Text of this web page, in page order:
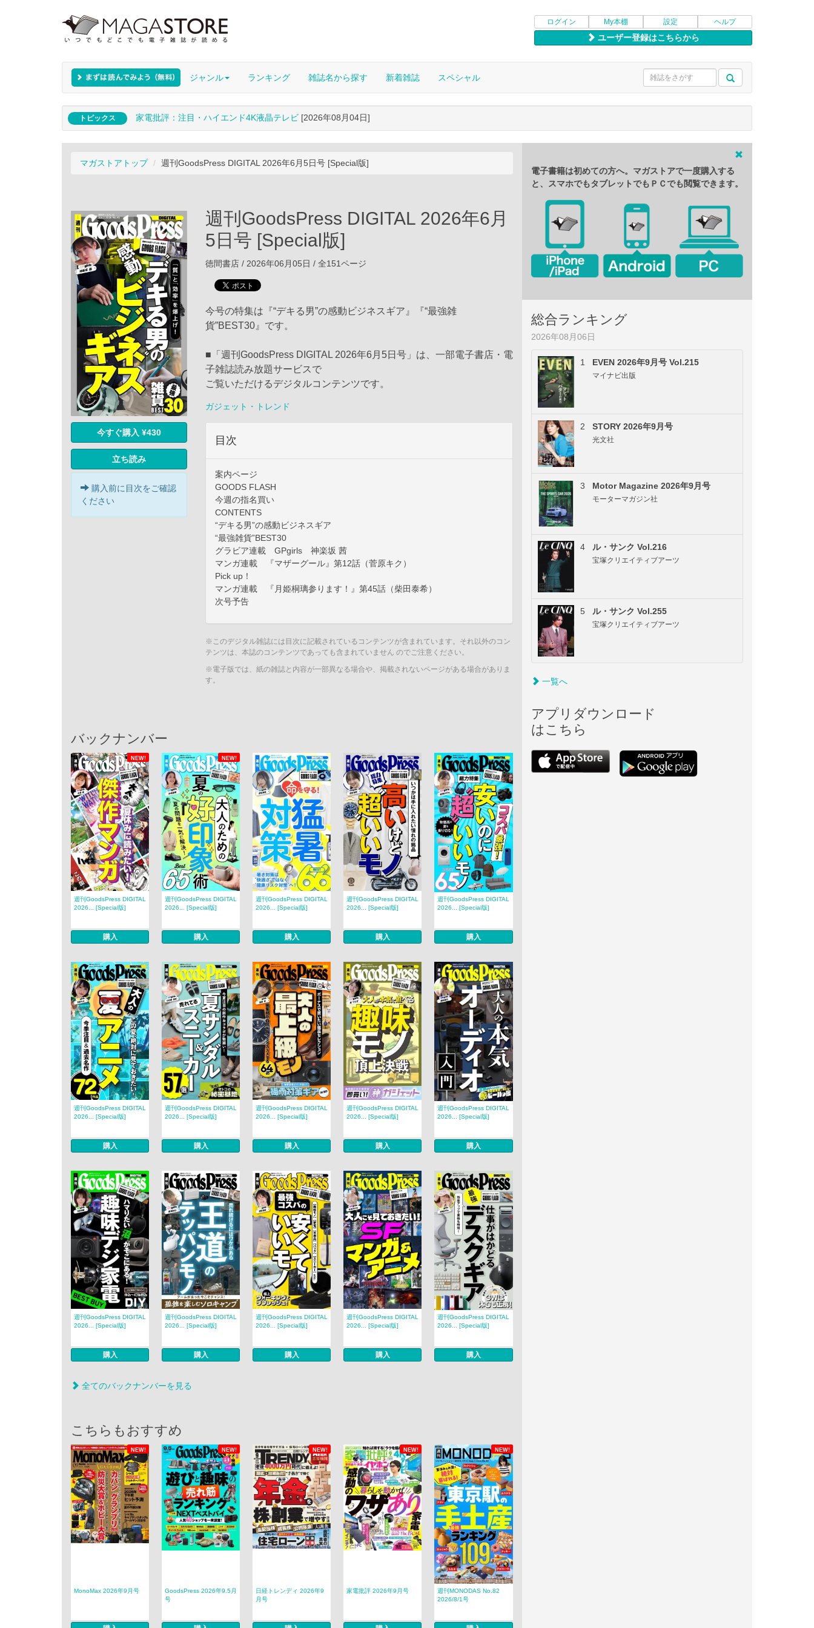
ログイン My本棚 設定 ヘルプ
ユーザー登録はこちらから
ジャンル ランキング 雑誌名から探す 新着雑誌 スペシャル
トピックス 家電批評：注目・ハイエンド4K液晶テレビ [2026年08月04日]
マガストアトップ 週刊GoodsPress DIGITAL 2026年6月5日号 [Special版]
今すぐ購入 ¥430
立ち読み
購入前に目次をご確認
ください
週刊GoodsPress DIGITAL 2026年6月
5日号 [Special版]
徳間書店 / 2026年06月05日 / 全151ページ
今号の特集は『“デキる男”の感動ビジネスギア』『“最強雑
貨”BEST30』です。
■「週刊GoodsPress DIGITAL 2026年6月5日号」は、一部電子書店・電
子雑誌読み放題サービスで
ご覧いただけるデジタルコンテンツです。
ガジェット・トレンド
目次
案内ページ
GOODS FLASH
今週の指名買い
CONTENTS
“デキる男”の感動ビジネスギア
“最強雑貨”BEST30
グラビア連載 GPgirls 神楽坂 茜
マンガ連載 『マザーグール』第12話（菅原キク）
Pick up！
マンガ連載 『月姫桐璃参ります！』第45話（柴田泰希）
次号予告
※このデジタル雑誌には目次に記載されているコンテンツが含まれています。それ以外のコン
テンツは、本誌のコンテンツであっても含まれていません のでご注意ください。
※電子版では、紙の雑誌と内容が一部異なる場合や、掲載されないページがある場合がありま
す。
バックナンバー
NEW! NEW!
週刊GoodsPress DIGITAL
2026... [Special版]
購入
週刊GoodsPress DIGITAL
2026... [Special版]
購入
週刊GoodsPress DIGITAL
2026... [Special版]
購入
週刊GoodsPress DIGITAL
2026... [Special版]
購入
週刊GoodsPress DIGITAL
2026... [Special版]
購入
週刊GoodsPress DIGITAL
2026... [Special版]
購入
週刊GoodsPress DIGITAL
2026... [Special版]
購入
週刊GoodsPress DIGITAL
2026... [Special版]
購入
週刊GoodsPress DIGITAL
2026... [Special版]
購入
週刊GoodsPress DIGITAL
2026... [Special版]
購入
週刊GoodsPress DIGITAL
2026... [Special版]
購入
週刊GoodsPress DIGITAL
2026... [Special版]
購入
週刊GoodsPress DIGITAL
2026... [Special版]
購入
週刊GoodsPress DIGITAL
2026... [Special版]
購入
週刊GoodsPress DIGITAL
2026... [Special版]
購入
全てのバックナンバーを見る
こちらもおすすめ
NEW! NEW! NEW! NEW! NEW!
MonoMax 2026年9月号
GoodsPress 2026年9.5月
号
日経トレンディ 2026年9
月号
家電批評 2026年9月号
週刊MONODAS No.82
2026/8/1号
電子書籍は初めての方へ。マガストアで一度購入する
と、スマホでもタブレットでもＰＣでも閲覧できます。
総合ランキング
2026年08月06日
1 EVEN 2026年9月号 Vol.215
マイナビ出版
2 STORY 2026年9月号
光文社
3 Motor Magazine 2026年9月号
モーターマガジン社
4 ル・サンク Vol.216
宝塚クリエイティブアーツ
5 ル・サンク Vol.255
宝塚クリエイティブアーツ
一覧へ
アプリダウンロード
はこちら